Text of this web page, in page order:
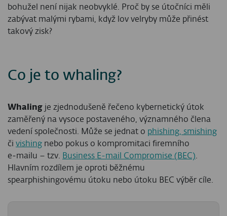
bohužel není nijak neobvyklé. Proč by se útočníci měli
zabývat malými rybami, když lov velryby může přinést
takový zisk?
Co je to whaling?
Whaling je zjednodušeně řečeno kybernetický útok
zaměřený na vysoce postaveného, významného člena
vedení společnosti. Může se jednat o phishing, smishing
či vishing nebo pokus o kompromitaci firemního
e‑mailu – tzv. Business E-mail Compromise (BEC).
Hlavním rozdílem je oproti běžnému
spearphishingovému útoku nebo útoku BEC výběr cíle.